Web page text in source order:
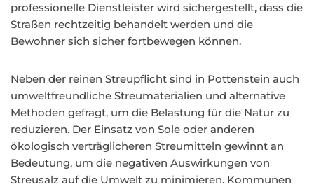
professionelle Dienstleister wird sichergestellt, dass die
Straßen rechtzeitig behandelt werden und die
Bewohner sich sicher fortbewegen können.
Neben der reinen Streupflicht sind in Pottenstein auch
umweltfreundliche Streumaterialien und alternative
Methoden gefragt, um die Belastung für die Natur zu
reduzieren. Der Einsatz von Sole oder anderen
ökologisch verträglicheren Streumitteln gewinnt an
Bedeutung, um die negativen Auswirkungen von
Streusalz auf die Umwelt zu minimieren. Kommunen